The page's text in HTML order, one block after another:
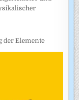
der Elemente